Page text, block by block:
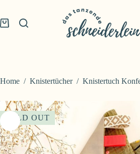
content
Shopping
Home / Knistertücher / Knistertuch
SOLD OUT